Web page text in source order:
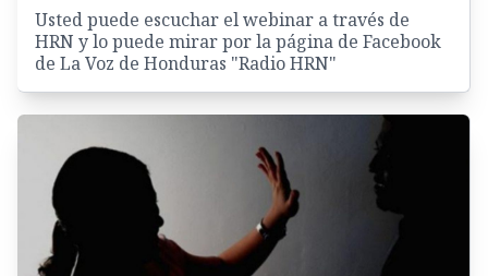
Usted puede escuchar el webinar a través de
HRN y lo puede mirar por la página de Facebook
de La Voz de Honduras "Radio HRN"